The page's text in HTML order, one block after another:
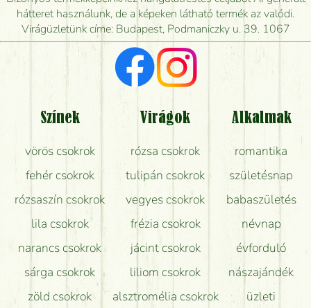
mikor tudják leghamarabb kiszállítani?
Vörös rózsát keresek, van önöknél?
Milyen visszajelzést kapok a virágküldésről?
Tényleg azt kapom, ami a képen van?
Mit kell tudni a virágcsokrok szállításáról?
Hogy marad a lehető legtovább friss a csokor?
Tudok adventi koszorút vásárolni boltban?
hátteret használunk, de a képeken látható termék az valódi.
Virágüzletünk címe: Budapest, Podmaniczky u. 39. 1067
Színek
vörös csokrok
fehér csokrok
rózsaszín csokrok
lila csokrok
narancs csokrok
sárga csokrok
zöld csokrok
Virágok
rózsa csokrok
tulipán csokrok
vegyes csokrok
frézia csokrok
jácint csokrok
liliom csokrok
alsztromélia csokrok
Alkalmak
romantika
születésnap
babaszületés
névnap
évforduló
nászajándék
üzleti